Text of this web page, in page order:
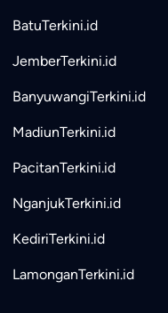
BatuTerkini.id
JemberTerkini.id
BanyuwangiTerkini.id
MadiunTerkini.id
PacitanTerkini.id
NganjukTerkini.id
KediriTerkini.id
LamonganTerkini.id